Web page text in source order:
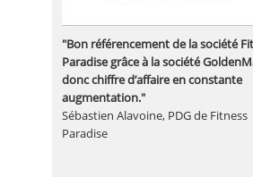
"Bon référencement de la société
Paradise grâce à la société
donc chiffre d’affaire en constante
augmentation."
Sébastien Alavoine, PDG de Fitness
Paradise